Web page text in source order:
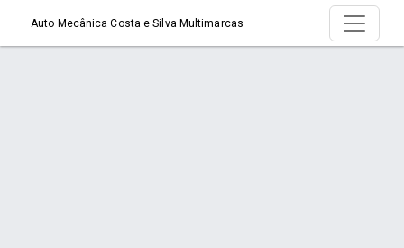
Auto Mecânica Costa e Silva Multimarcas